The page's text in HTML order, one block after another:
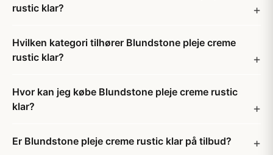
rustic klar?
Hvilken kategori tilhører Blundstone pleje creme
rustic klar?
Hvor kan jeg købe Blundstone pleje creme rustic
klar?
Er Blundstone pleje creme rustic klar på tilbud?